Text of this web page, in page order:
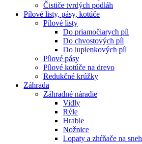
Čističe tvrdých podláh
Pílové listy, pásy, kotúče
Pílové listy
Do priamočiarych píl
Do chvostových píl
Do lupienkových píl
Pílové pásy
Pílové kotúče na drevo
Redukčné krúžky
Záhrada
Záhradné náradie
Vidly
Rýle
Hrable
Nožnice
Lopaty a zhŕňače na sneh